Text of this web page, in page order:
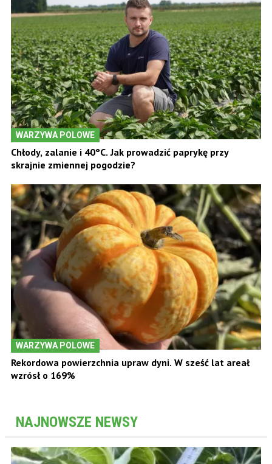
WARZYWA POLOWE
Chłody, zalanie i 40°C. Jak prowadzić paprykę przy
skrajnie zmiennej pogodzie?
WARZYWA POLOWE
Rekordowa powierzchnia upraw dyni. W sześć lat areał
wzrósł o 169%
NAJNOWSZE NEWSY